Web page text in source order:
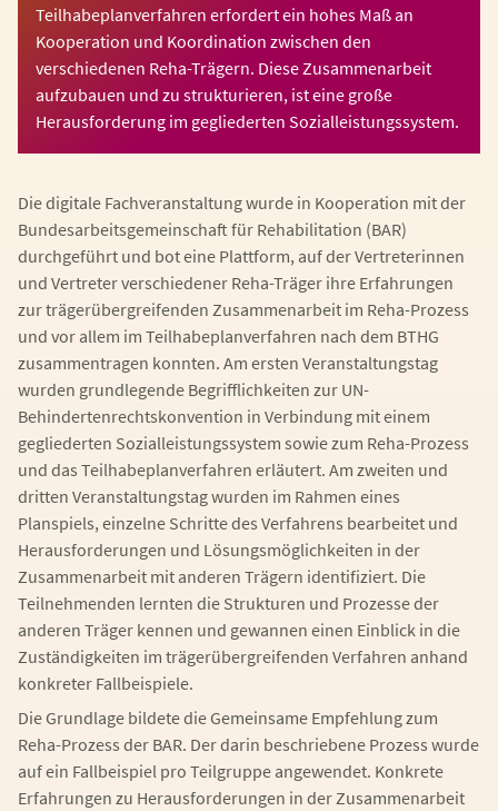
Teilhabeplanverfahren erfordert ein hohes Maß an
Kooperation und Koordination zwischen den
verschiedenen Reha-Trägern. Diese Zusammenarbeit
aufzubauen und zu strukturieren, ist eine große
Herausforderung im gegliederten Sozialleistungssystem.
Die digitale Fachveranstaltung wurde in Kooperation mit der
Bundesarbeitsgemeinschaft für Rehabilitation (BAR)
durchgeführt und bot eine Plattform, auf der Vertreterinnen
und Vertreter verschiedener Reha-Träger ihre Erfahrungen
zur trägerübergreifenden Zusammenarbeit im Reha-Prozess
und vor allem im Teilhabeplanverfahren nach dem BTHG
zusammentragen konnten. Am ersten Veranstaltungstag
wurden grundlegende Begrifflichkeiten zur UN-
Behindertenrechtskonvention in Verbindung mit einem
gegliederten Sozialleistungssystem sowie zum Reha-Prozess
und das Teilhabeplanverfahren erläutert. Am zweiten und
dritten Veranstaltungstag wurden im Rahmen eines
Planspiels, einzelne Schritte des Verfahrens bearbeitet und
Herausforderungen und Lösungsmöglichkeiten in der
Zusammenarbeit mit anderen Trägern identifiziert. Die
Teilnehmenden lernten die Strukturen und Prozesse der
anderen Träger kennen und gewannen einen Einblick in die
Zuständigkeiten im trägerübergreifenden Verfahren anhand
konkreter Fallbeispiele.
Die Grundlage bildete die Gemeinsame Empfehlung zum
Reha-Prozess der BAR. Der darin beschriebene Prozess wurde
auf ein Fallbeispiel pro Teilgruppe angewendet. Konkrete
Erfahrungen zu Herausforderungen in der Zusammenarbeit